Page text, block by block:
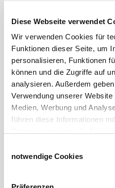
Diese Webseite verwendet
Wir verwenden Cookies für
Funktionen dieser Seite, um
personalisieren, Funktionen
können und die Zugriffe auf
analysieren. Außerdem
Verwendung unserer
Medien, Werbung und
führen diese Informationen
haben.
notwendige Cookies
Rollvorhang-Systeme
Windnetzrecher
SIMAtex-Windschutznetze
Windschutznetze für
Hof- und Stall
Schiebetor über Eck selber
Planenhauben für
Winter und Landwirtschaft
Windschutz Schiebetor